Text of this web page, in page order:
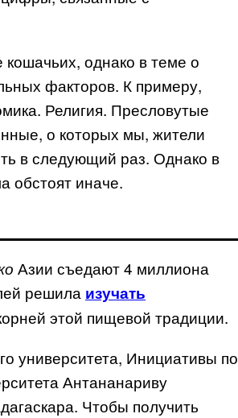
однако в теме о
факторов. К примеру,
Религия. Пресловутые
о которых мы, жители
в следующий раз. Однако в
обстоят иначе.
Азии съедают 4 миллиона
решила изучать
этой пищевой традиции.
университета, Инициативы по
Антананариву
Чтобы получить